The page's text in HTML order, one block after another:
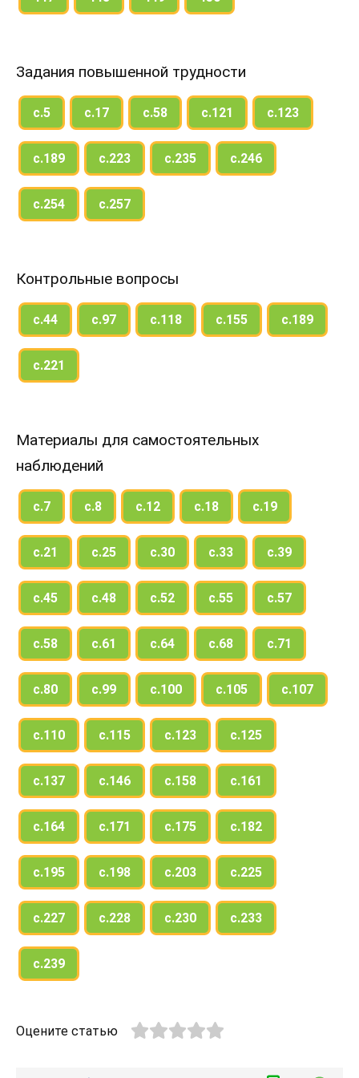
Задания повышенной трудности
с.5 с.17 с.58 с.121 с.123
с.189 с.223 с.235 с.246
с.254 с.257
Контрольные вопросы
с.44 с.97 с.118 с.155 с.189
с.221
Материалы для самостоятельных
наблюдений
с.7 с.8 с.12 с.18 с.19
с.21 с.25 с.30 с.33 с.39
с.45 с.48 с.52 с.55 с.57
с.58 с.61 с.64 с.68 с.71
с.80 с.99 с.100 с.105 с.107
с.110 с.115 с.123 с.125
с.137 с.146 с.158 с.161
с.164 с.171 с.175 с.182
с.195 с.198 с.203 с.225
с.227 с.228 с.230 с.233
с.239
Оцените статью